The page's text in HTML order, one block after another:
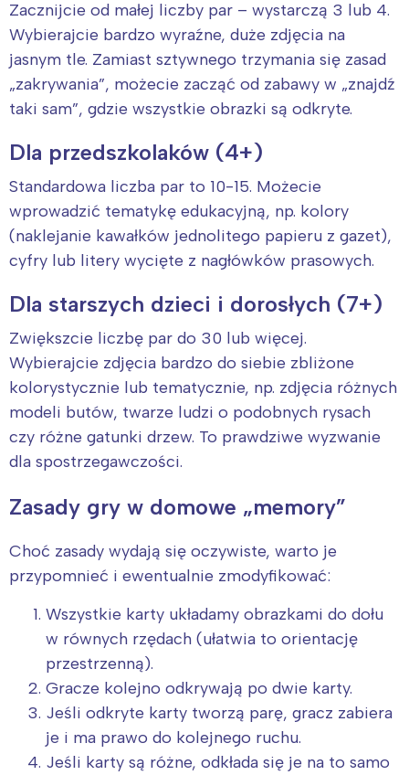
Zacznijcie od małej liczby par – wystarczą 3 lub 4.
Wybierajcie bardzo wyraźne, duże zdjęcia na
jasnym tle. Zamiast sztywnego trzymania się zasad
„zakrywania”, możecie zacząć od zabawy w „znajdź
taki sam”, gdzie wszystkie obrazki są odkryte.
Dla przedszkolaków (4+)
Standardowa liczba par to 10-15. Możecie
wprowadzić tematykę edukacyjną, np. kolory
(naklejanie kawałków jednolitego papieru z gazet),
cyfry lub litery wycięte z nagłówków prasowych.
Dla starszych dzieci i dorosłych (7+)
Zwiększcie liczbę par do 30 lub więcej.
Wybierajcie zdjęcia bardzo do siebie zbliżone
kolorystycznie lub tematycznie, np. zdjęcia różnych
modeli butów, twarze ludzi o podobnych rysach
czy różne gatunki drzew. To prawdziwe wyzwanie
dla spostrzegawczości.
Zasady gry w domowe „memory”
Choć zasady wydają się oczywiste, warto je
przypomnieć i ewentualnie zmodyfikować:
Wszystkie karty układamy obrazkami do dołu
w równych rzędach (ułatwia to orientację
przestrzenną).
Gracze kolejno odkrywają po dwie karty.
Jeśli odkryte karty tworzą parę, gracz zabiera
je i ma prawo do kolejnego ruchu.
Jeśli karty są różne, odkłada się je na to samo
Warszawa
Łódź
Trójmiasto
Poznań
Wrocław
Śląsk
Kraków
Południe
Północ
Wszystkie
Wybieram